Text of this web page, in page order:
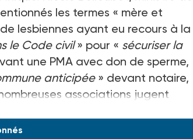
les termes « mère et
lesbiennes ayant eu recours à la
le Code civil» pour « sécuriser la
une PMA avec don de sperme,
anticipée» devant notaire,
associations jugent